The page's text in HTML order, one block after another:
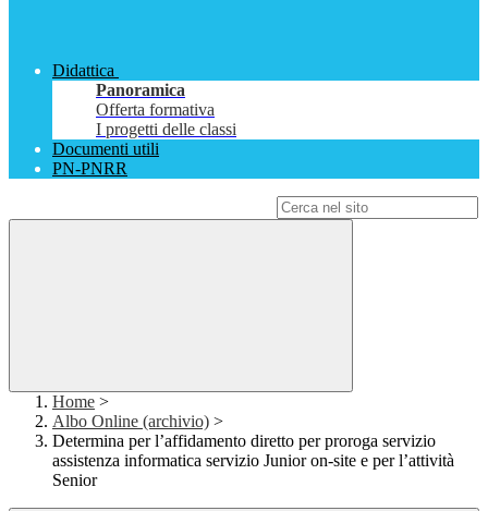
Didattica
Panoramica
Offerta formativa
I progetti delle classi
Documenti utili
PN-PNRR
Home >
Albo Online (archivio) >
Determina per l’affidamento diretto per proroga servizio
assistenza informatica servizio Junior on-site e per l’attività
Senior